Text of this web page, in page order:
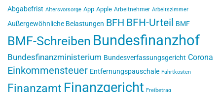
Abgabefrist Altersvorsorge App Apple Arbeitnehmer Arbeitszimmer
Außergewöhnliche Belastungen BFH BFH-Urteil BMF
BMF-Schreiben Bundesfinanzhof
Bundesfinanzministerium Bundesverfassungsgericht Corona
Einkommensteuer Entfernungspauschale Fahrtkosten
Finanzamt Finanzgericht Freibetrag